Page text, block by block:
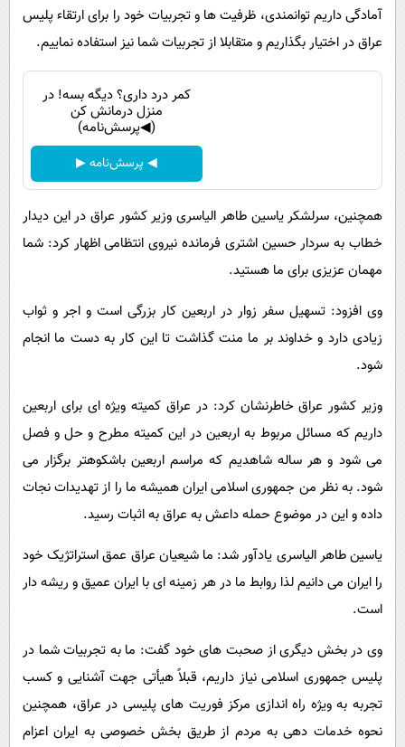
آمادگی داریم توانمندی، ظرفیت ها و تجربیات خود را برای ارتقاء پلیس
عراق در اختیار بگذاریم و متقابلا از تجربیات شما نیز استفاده نماییم.
کمر درد داری؟ دیگه بسه! در
منزل درمانش کن
(◀پرسش‌نامه)
◀ پرسش‌نامه ▶
همچنین، سرلشکر یاسین طاهر الیاسری وزیر کشور عراق در این دیدار
خطاب به سردار حسین اشتری فرمانده نیروی انتظامی اظهار کرد: شما
مهمان عزیزی برای ما هستید.
وی افزود: تسهیل سفر زوار در اربعین کار بزرگی است و اجر و ثواب
زیادی دارد و خداوند بر ما منت گذاشت تا این کار به دست ما انجام
شود.
وزیر کشور عراق خاطرنشان کرد: در عراق کمیته ویژه ای برای اربعین
داریم که مسائل مربوط به اربعین در این کمیته مطرح و حل و فصل
می شود و هر ساله شاهدیم که مراسم اربعین باشکوهتر برگزار می
شود. به نظر من جمهوری اسلامی ایران همیشه ما را از تهدیدات نجات
داده و این در موضوع حمله داعش به عراق به اثبات رسید.
یاسین طاهر الیاسری یادآور شد: ما شیعیان عراق عمق استراتژیک خود
را ایران می دانیم لذا روابط ما در هر زمینه ای با ایران عمیق و ریشه دار
است.
وی در بخش دیگری از صحبت های خود گفت: ما به تجربیات شما در
پلیس جمهوری اسلامی نیاز داریم، قبلاً هیأتی جهت آشنایی و کسب
تجربه به ویژه راه اندازی مرکز فوریت های پلیسی در عراق، همچنین
نحوه خدمات دهی به مردم از طریق بخش خصوصی به ایران اعزام